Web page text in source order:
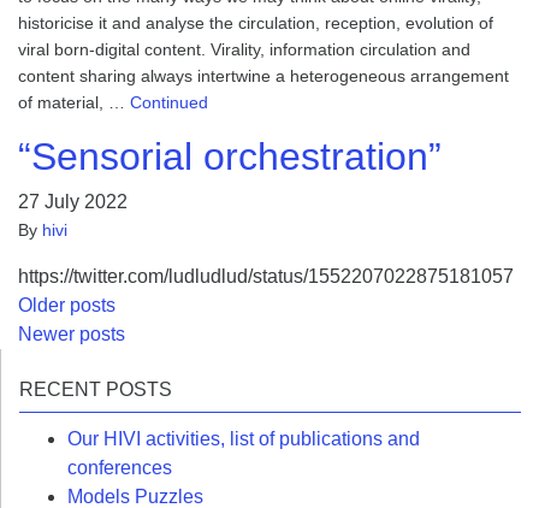
historicise it and analyse the circulation, reception, evolution of
viral born-digital content. Virality, information circulation and
content sharing always intertwine a heterogeneous arrangement
of material, … Continued
“Sensorial orchestration”
27 July 2022
By hivi
https://twitter.com/ludludlud/status/1552207022875181057
Posts
navigation
Older posts
Newer posts
RECENT POSTS
Our HIVI activities, list of publications and
conferences
Models Puzzles